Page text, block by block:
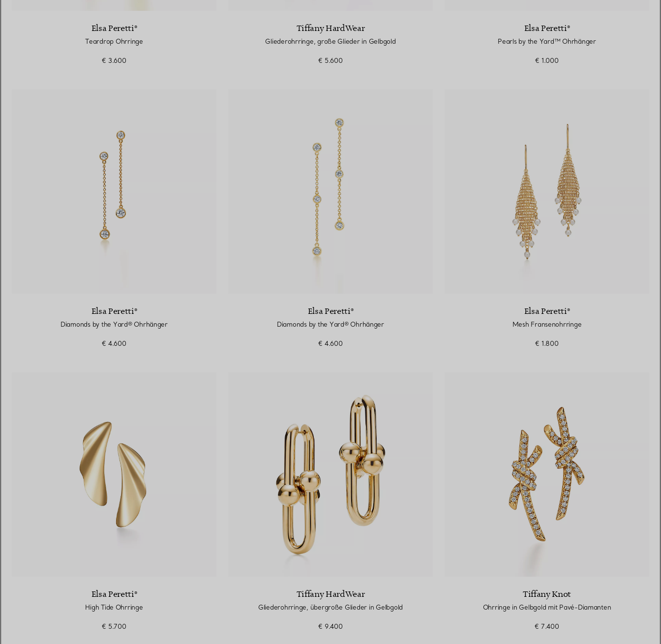
Elsa Peretti®
Teardrop Ohrringe
€ 3.600
Tiffany HardWear
Gliederohrringe, große Glieder in Gelbgold
€ 5.600
Elsa Peretti®
Pearls by the Yard™ ​​Ohrhänger
€ 1.000
Elsa Peretti®
Diamonds by the Yard® Ohrhänger
€ 4.600
Elsa Peretti®
Diamonds by the Yard® Ohrhänger
€ 4.600
Elsa Peretti®
Mesh Fransenohrringe
€ 1.800
Elsa Peretti®
High Tide Ohrringe
€ 5.700
Tiffany HardWear
Gliederohrringe, übergroße Glieder in Gelbgold
€ 9.400
Tiffany Knot
Ohrringe in Gelbgold mit Pavé-Diamanten
€ 7.400